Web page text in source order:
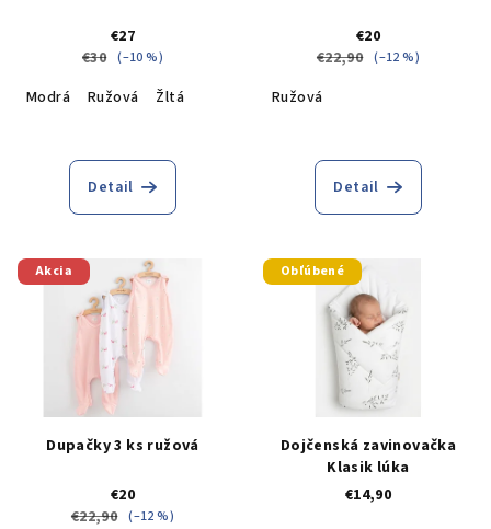
€27
€30 (–10 %)
Modrá Ružová Žltá
Detail
€20
€22,90 (–12 %)
Ružová
Detail
Akcia
Dupačky 3 ks ružová
€20
€22,90 (–12 %)
Obľúbené
Dojčenská zavinovačka
Klasik lúka
€14,90